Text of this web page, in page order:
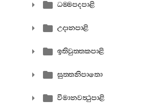
ධම‍්මපදපාළි
උදානපාළි
ඉතිවුත‍්තකපාළි
සුත‍්තනිපාතො
විමානවත්‍ථුපාළි